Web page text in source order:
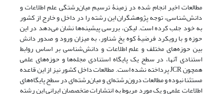
مطالعات اخیر انجام شده در زمینۀ ترسیم میان‌رشتگی علم اطلاعات و
دانش‌شناسی، توجه پژوهشگران این رشته را در داخل و خارج از کشور
به خود جلب کرده است. لیکن، بررسی پیشینه‌ها نشان می‌دهد در این
حوزه و با رویکرد فرضیۀ کوه یخ شناور، به میزان ورود و صدور دانش
بین حوزه‌های مختلف و علم اطلاعات و دانش‌شناسی بر اساس روابط
استنادی آنها، در سطح یک پایگاه استنادی مجله‌ها و حوزه‌های علمی
همچون JCR پرداخته نشده است. مطالعات داخل کشور نیز از این قاعده
مستثنا نبوده و مطالعات درون‌رشته‌ای و میان‌رشته‌ای در سطح پایگاه‌های
اطلاعات علمی و یک مورد مربوط به انتشارات متخصصان ایرانی این رشته